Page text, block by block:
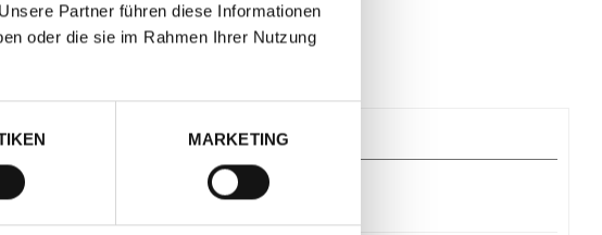
Partner führen diese Informationen
oder die sie im Rahmen Ihrer Nutzung
MARKETING